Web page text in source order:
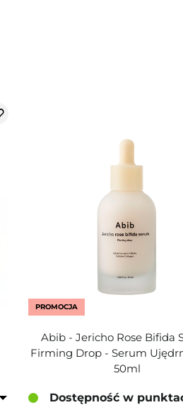
PROMOCJA
Abib - Jericho Rose Bifida
Firming Drop - Serum
50ml
Dostępność w